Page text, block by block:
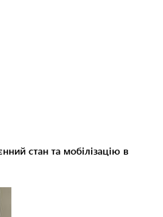
стан та мобілізацію в